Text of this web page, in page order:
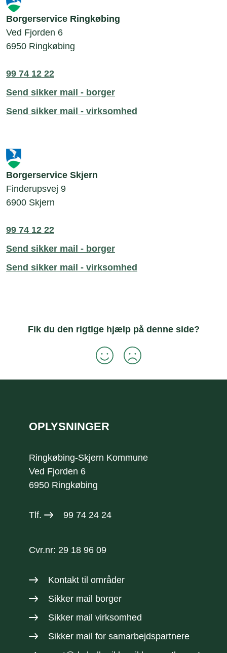
Borgerservice Ringkøbing
Ved Fjorden 6
6950 Ringkøbing
99 74 12 22
Send sikker mail - borger
Send sikker mail - virksomhed
Borgerservice Skjern
Finderupsvej 9
6900 Skjern
99 74 12 22
Send sikker mail - borger
Send sikker mail - virksomhed
Fik du den rigtige hjælp på denne side?
OPLYSNINGER
Ringkøbing-Skjern Kommune
Ved Fjorden 6
6950 Ringkøbing
Tlf. 99 74 24 24
Cvr.nr: 29 18 96 09
Kontakt til områder
Sikker mail borger
Sikker mail virksomhed
Sikker mail for samarbejdspartnere